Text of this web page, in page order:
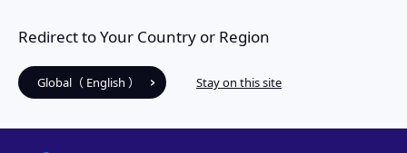
Redirect to Your Country or Region
Global（ English ） Stay on this site